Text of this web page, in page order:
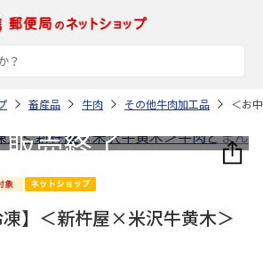
畜産品 牛肉 その他牛肉加工品 ＜お
】＜新杵屋×米沢牛黄木＞